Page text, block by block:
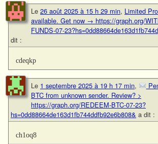
Le 26 août 2025 à 15 h 29 min, Limited
available. Get now → https://graph.org/
FUNDS-07-
dit :
cdeqkp
Le 1 septembre 2025 à 19 h 17 min,
BTC from unknown sender. Review? >
https://graph.org/REDEEM-BTC-07-23?
hs=0dd88664de163d1fb744ddfb92e6b808& a dit :
ch1oq8